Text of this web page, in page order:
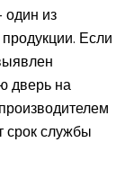
один из
Если
дверь на
срок службы